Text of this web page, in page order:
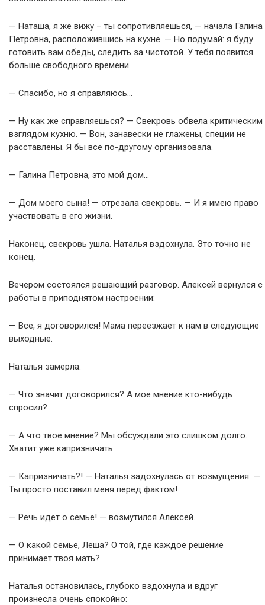
— Наташа, я же вижу – ты сопротивляешься, — начала Галина
Петровна, расположившись на кухне. — Но подумай: я буду
готовить вам обеды, следить за чистотой. У тебя появится
больше свободного времени.
— Спасибо, но я справляюсь…
— Ну как же справляешься? — Свекровь обвела критическим
взглядом кухню. — Вон, занавески не глажены, специи не
расставлены. Я бы все по-другому организовала.
— Галина Петровна, это мой дом…
— Дом моего сына! — отрезала свекровь. — И я имею право
участвовать в его жизни.
Наконец, свекровь ушла. Наталья вздохнула. Это точно не
конец.
Вечером состоялся решающий разговор. Алексей вернулся с
работы в приподнятом настроении:
— Все, я договорился! Мама переезжает к нам в следующие
выходные.
Наталья замерла:
— Что значит договорился? А мое мнение кто-нибудь
спросил?
— А что твое мнение? Мы обсуждали это слишком долго.
Хватит уже капризничать.
— Капризничать?! — Наталья задохнулась от возмущения. —
Ты просто поставил меня перед фактом!
— Речь идет о семье! — возмутился Алексей.
— О какой семье, Леша? О той, где каждое решение
принимает твоя мать?
Наталья остановилась, глубоко вздохнула и вдруг
произнесла очень спокойно: